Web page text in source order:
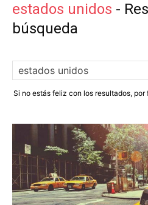
estados unidos -
búsqueda
Si no estás feliz con los resultados,